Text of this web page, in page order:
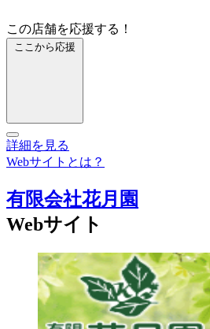
この店舗を応援する！
ここから応援
詳細を見る
Webサイトとは？
有限会社花月園
Webサイト